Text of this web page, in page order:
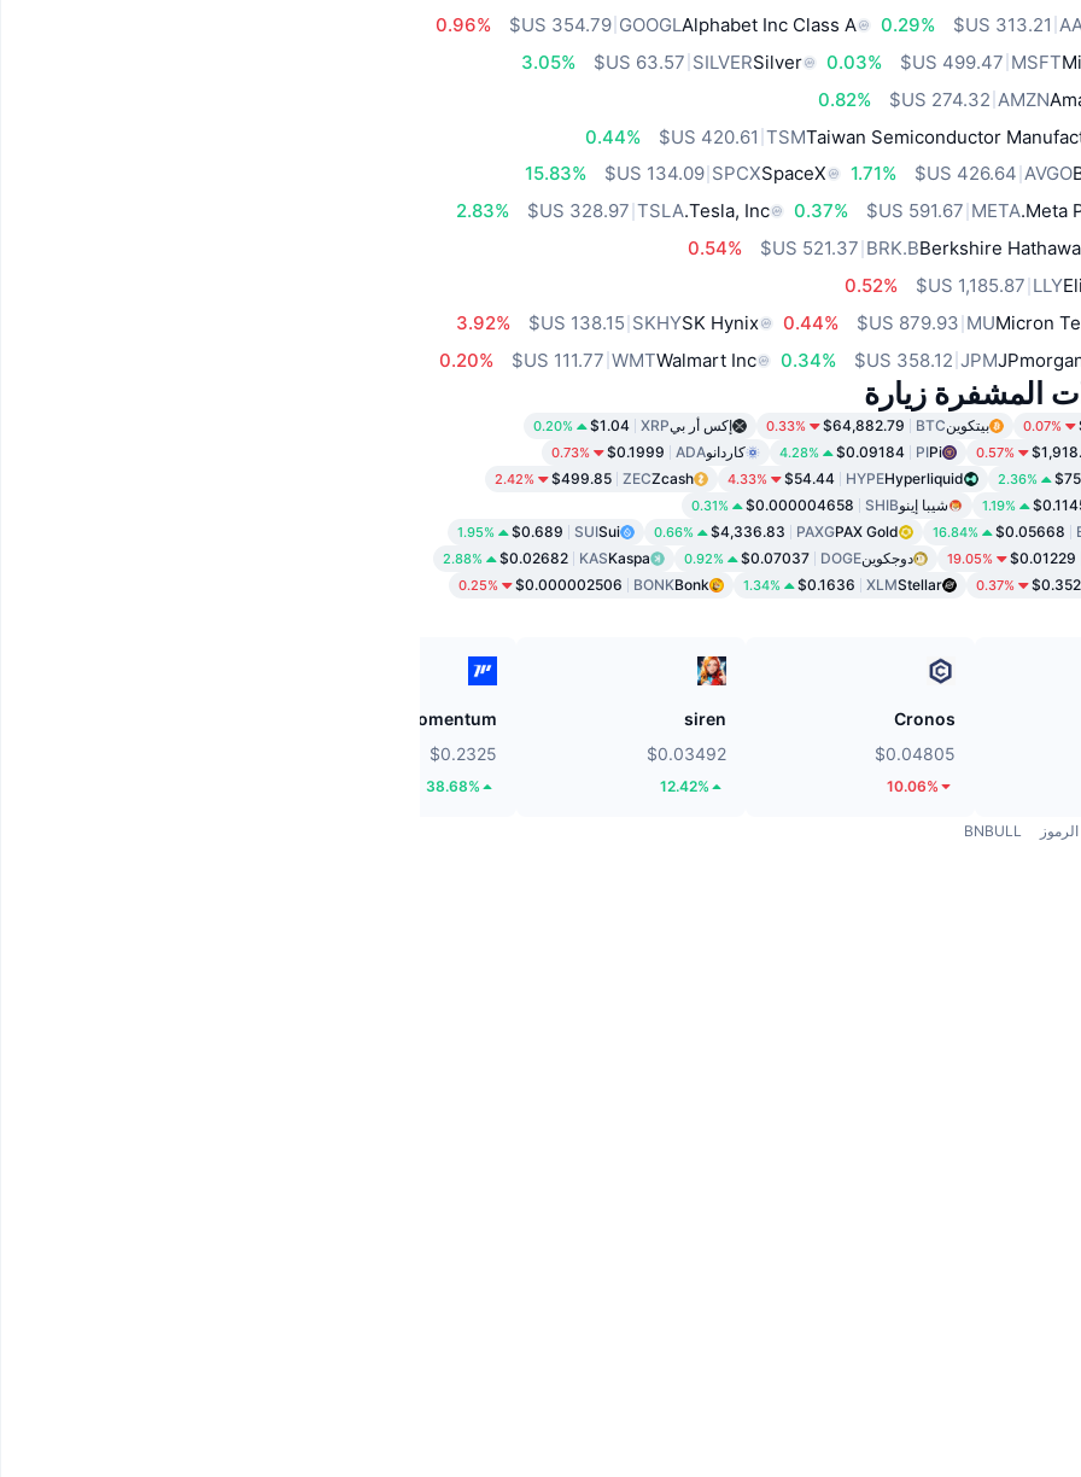
0.29%
Alphabet Inc Class A
GOOGL
‏354.79 US$
0.96%
MSFT
0.03%
Silver
SILVER
3.05%
AMZN
0.82%
Taiwan Semiconductor
TSM
0.44%
AVGO
1.71%
SpaceX
SPCX
‏134.09 US$
15.83%
Meta
META
0.37%
Tesla, Inc.
TSLA
2.83%
Berkshire
BRK.B
0.54%
LLY
0.52%
Micron
MU
0.44%
SK Hynix
SKHY
3.92%
JPM
0.34%
Walmart Inc
WMT
0.20%
المشفرة زيارة
0.07% بيتكوينBTC
$64,882.79
0.33% إكس أر بيXRP
$1.04
0.20%
0.57%
Pi
PI
$0.09184
4.28% كاردانوADA
$0.1999
0.73%
2.36%
Hyperliquid
HYPE
$54.44
4.33%
Zcash
ZEC
$499.85
2.42%
1.19% شيبا إينوSHIB
$0.000004658
0.31%
$0.05668
16.84%
PAX Gold
PAXG
$4,336.83
0.66%
Sui
SUI
$0.689
1.95%
$0.01229
19.05% دوجكوينDOGE
$0.07037
0.92%
Kaspa
KAS
$0.02682
2.88%
0.37%
Stellar
XLM
$0.1636
1.34%
Bonk
BONK
$0.000002506
0.25%
Cronos
$0.04805
10.06%
siren
$0.03492
12.42%
Momentum
$0.2325
38.68%
الرموز BNBULL